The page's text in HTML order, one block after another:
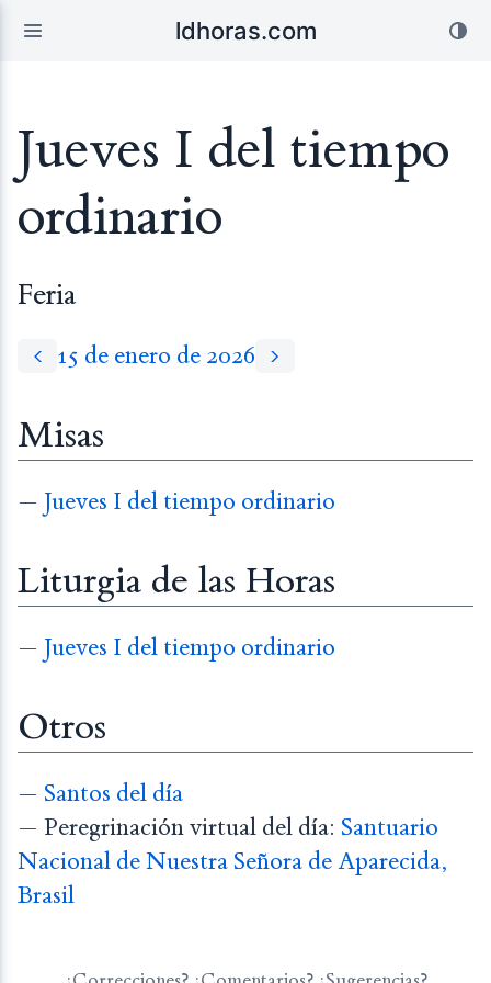
ldhoras.com
Jueves I del tiempo
ordinario
Feria
15 de enero de 2026
Misas
— Jueves I del tiempo ordinario
Liturgia de las Horas
— Jueves I del tiempo ordinario
Otros
— Santos del día
— Peregrinación virtual del día: Santuario
Nacional de Nuestra Señora de Aparecida,
Brasil